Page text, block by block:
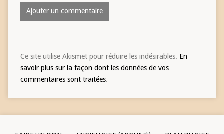
Ce site utilise Akismet pour réduire les indésirables. En
savoir plus sur la façon dont les données de vos
commentaires sont traitées.